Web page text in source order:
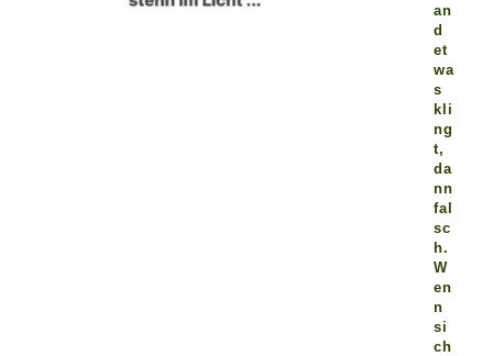
an
d
et
wa
s
kli
ng
t,
da
nn
fal
sc
h.
W
en
n
si
ch